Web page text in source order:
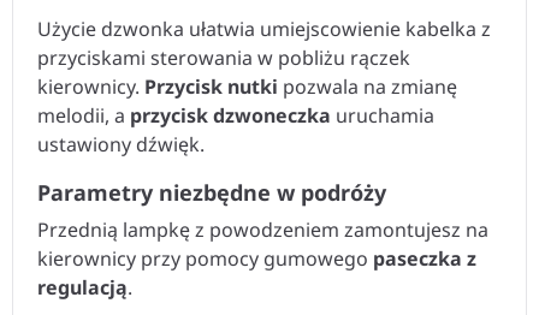
Użycie dzwonka ułatwia umiejscowienie kabelka z
przyciskami sterowania w pobliżu rączek
kierownicy. Przycisk nutki pozwala na zmianę
melodii, a przycisk dzwoneczka uruchamia
ustawiony dźwięk.
Parametry niezbędne w podróży
Przednią lampkę z powodzeniem zamontujesz na
kierownicy przy pomocy gumowego paseczka z
regulacją.